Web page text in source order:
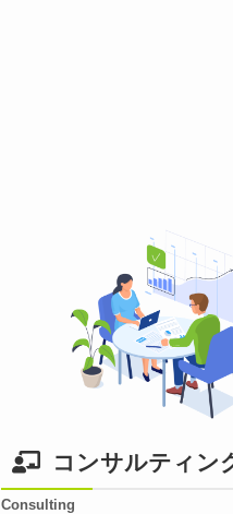
コンサルティン
Consulting